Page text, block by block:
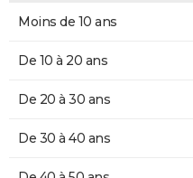
Moins de 10 ans
De 10 à 20 ans
De 20 à 30 ans
De 30 à 40 ans